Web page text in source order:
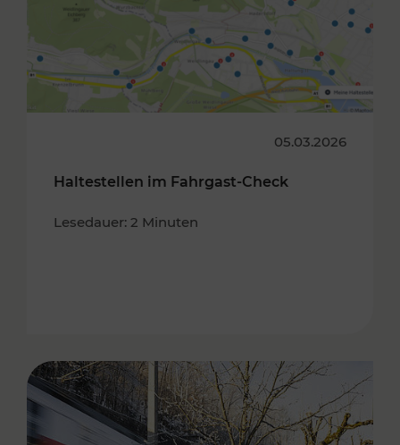
05.03.2026
Haltestellen im Fahrgast-Check
Lesedauer: 2 Minuten